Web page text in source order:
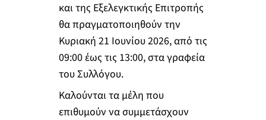
και της Εξελεγκτικής Επιτροπής
θα πραγματοποιηθούν την
Κυριακή 21 Ιουνίου 2026, από τις
09:00 έως τις 13:00, στα γραφεία
του Συλλόγου.
Καλούνται τα μέλη που
επιθυμούν να συμμετάσχουν